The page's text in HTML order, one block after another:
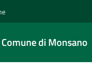
Comune di Monsano